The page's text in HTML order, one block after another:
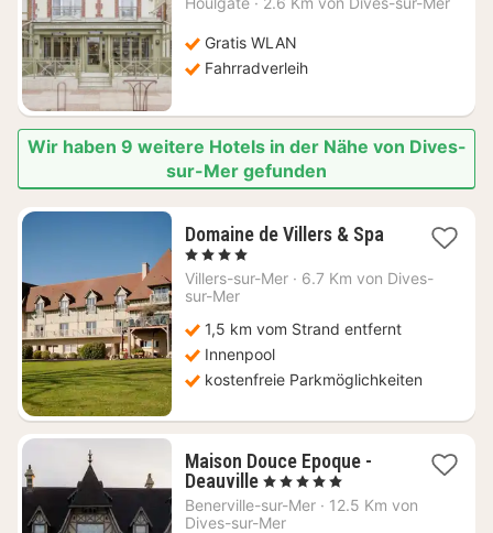
100
€
Gratis WLAN
Fahrradverleih
Wir haben 9 weitere Hotels in der Nähe von Dives-
sur-Mer gefunden
Domaine de Villers & Spa1
ab
, 4 Sterne
Villers-sur-Mer · 6.7 Km von Dives-
sur-Mer
1,5 km vom Strand entfernt
Innenpool
kostenfreie Parkmöglichkeiten
Maison Douce Epoque -
Deauville1
Nacht
ab
, 5 Sterne
Benerville-sur-Mer · 12.5 Km von
Dives-sur-Mer